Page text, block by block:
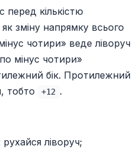
перед кількістю
зміну напрямку всього
чотири» веде ліворуч
мінус чотири»
бік. Протилежний
тобто
+12 .
ліворуч;